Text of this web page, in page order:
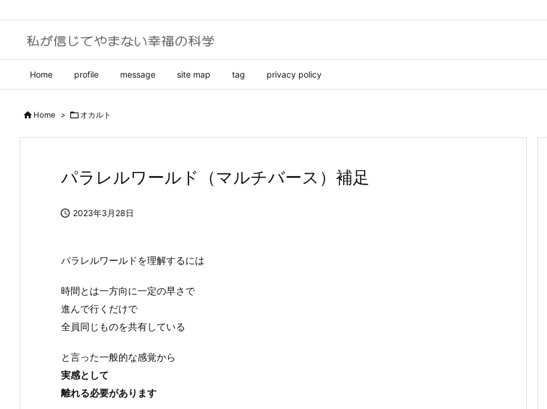
Home profile message site map tag privacy policy
Home > オカルト
パラレルワールド（マルチバース）補足
 2023年3月28日
パラレルワールドを理解するには
時間とは一方向に一定の早さで
進んで行くだけで
全員同じものを共有している
と言った一般的な感覚から
実感として
離れる必要があります